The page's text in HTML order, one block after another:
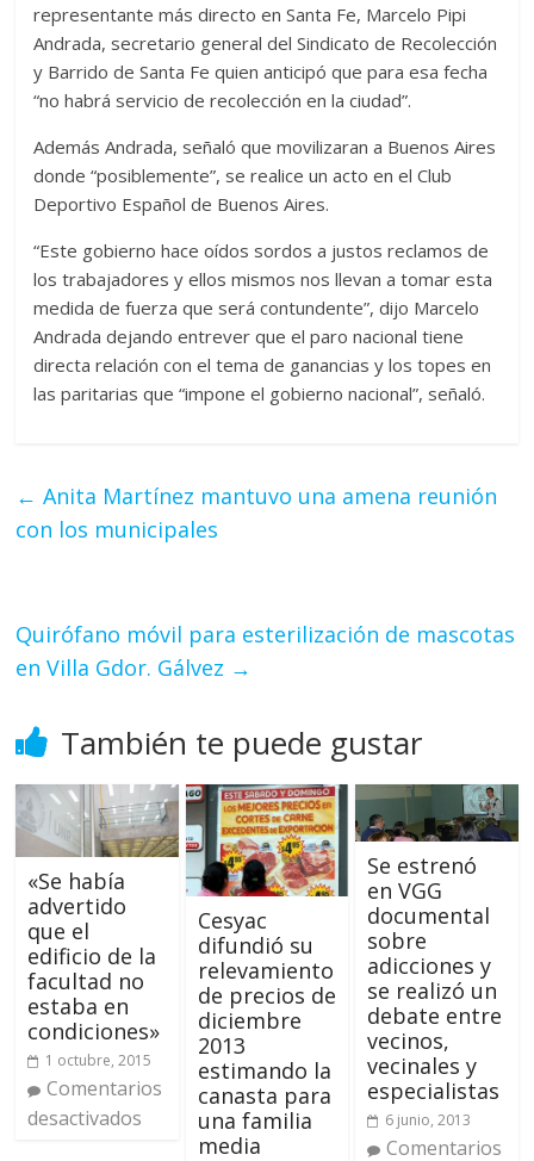
representante más directo en Santa Fe, Marcelo Pipi
Andrada, secretario general del Sindicato de Recolección
y Barrido de Santa Fe quien anticipó que para esa fecha
“no habrá servicio de recolección en la ciudad”.
Además Andrada, señaló que movilizaran a Buenos Aires
donde “posiblemente”, se realice un acto en el Club
Deportivo Español de Buenos Aires.
“Este gobierno hace oídos sordos a justos reclamos de
los trabajadores y ellos mismos nos llevan a tomar esta
medida de fuerza que será contundente”, dijo Marcelo
Andrada dejando entrever que el paro nacional tiene
directa relación con el tema de ganancias y los topes en
las paritarias que “impone el gobierno nacional”, señaló.
← Anita Martínez mantuvo una amena reunión
con los municipales
Quirófano móvil para esterilización de mascotas
en Villa Gdor. Gálvez →
También te puede gustar
«Se había
advertido
que el
edificio de la
facultad no
estaba en
condiciones»
1 octubre, 2015
Comentarios
desactivados
Cesyac
difundió su
relevamiento
de precios de
diciembre
2013
estimando la
canasta para
una familia
media
Se estrenó
en VGG
documental
sobre
adicciones y
se realizó un
debate entre
vecinos,
vecinales y
especialistas
6 junio, 2013
Comentarios